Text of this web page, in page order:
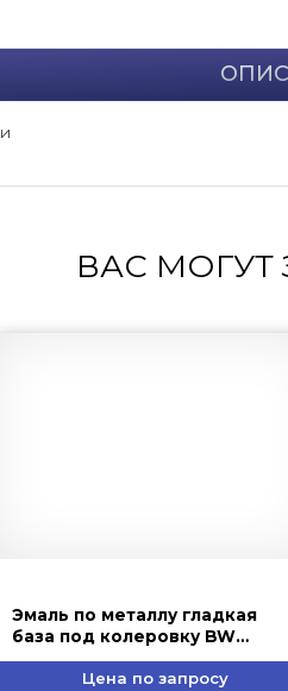
ВАС МОГУТ
Эмаль по металлу гладкая
база под колеровку BW
HAMMERITE
Цена по запросу